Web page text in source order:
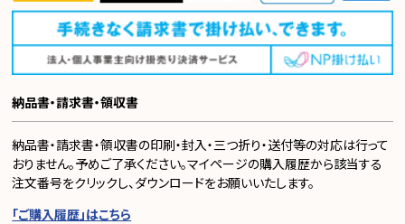
納品書・請求書・領収書
納品書・請求書・領収書の印刷・封入・三つ折り・送付等の対応は行って
おりません。予めご了承ください。マイページの購入履歴から該当する
注文番号をクリックし、ダウンロードをお願いいたします。
「ご購入履歴」はこちら